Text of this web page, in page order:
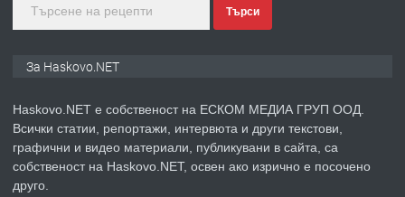
преди 3 дни
ПРЕДЛАГА
Продавам парцел в гр. Хасково кв.
Търси
За Haskovo.NET
Haskovo.NET е собственост на ЕСКОМ МЕДИА ГРУП ООД.
Всички статии, репортажи, интервюта и други текстови,
графични и видео материали, публикувани в сайта, са
собственост на Haskovo.NET, освен ако изрично е посочено
друго.